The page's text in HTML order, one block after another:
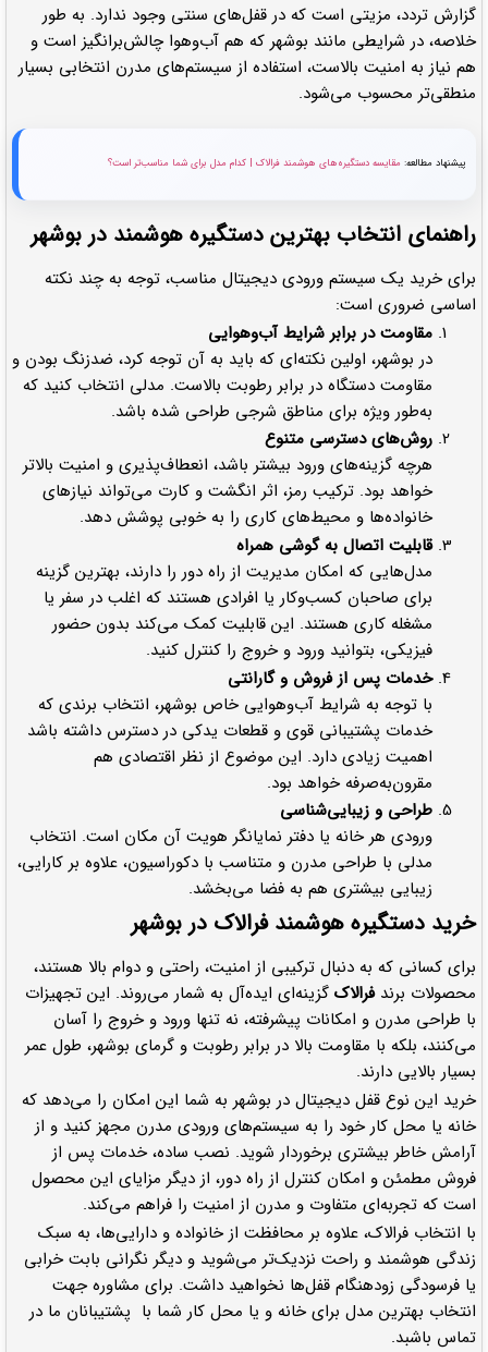
گزارش تردد، مزیتی است که در قفل‌های سنتی وجود ندارد. به طور
خلاصه، در شرایطی مانند بوشهر که هم آب‌وهوا چالش‌برانگیز است و
هم نیاز به امنیت بالاست، استفاده از سیستم‌های مدرن انتخابی بسیار
منطقی‌تر محسوب می‌شود.
پیشنهاد مطالعه: مقایسه دستگیره‌های هوشمند فرالاک | کدام مدل برای شما مناسب‌تر است؟
راهنمای انتخاب بهترین دستگیره هوشمند در بوشهر
برای خرید یک سیستم ورودی دیجیتال مناسب، توجه به چند نکته
اساسی ضروری است:
مقاومت در برابر شرایط آب‌وهوایی
در بوشهر، اولین نکته‌ای که باید به آن توجه کرد، ضدزنگ بودن و
مقاومت دستگاه در برابر رطوبت بالاست. مدلی انتخاب کنید که
به‌طور ویژه برای مناطق شرجی طراحی شده باشد.
روش‌های دسترسی متنوع
هرچه گزینه‌های ورود بیشتر باشد، انعطاف‌پذیری و امنیت بالاتر
خواهد بود. ترکیب رمز، اثر انگشت و کارت می‌تواند نیازهای
خانواده‌ها و محیط‌های کاری را به خوبی پوشش دهد.
قابلیت اتصال به گوشی همراه
مدل‌هایی که امکان مدیریت از راه دور را دارند، بهترین گزینه
برای صاحبان کسب‌وکار یا افرادی هستند که اغلب در سفر یا
مشغله کاری هستند. این قابلیت کمک می‌کند بدون حضور
فیزیکی، بتوانید ورود و خروج را کنترل کنید.
خدمات پس از فروش و گارانتی
با توجه به شرایط آب‌وهوایی خاص بوشهر، انتخاب برندی که
خدمات پشتیبانی قوی و قطعات یدکی در دسترس داشته باشد
اهمیت زیادی دارد. این موضوع از نظر اقتصادی هم
مقرون‌به‌صرفه خواهد بود.
طراحی و زیبایی‌شناسی
ورودی هر خانه یا دفتر نمایانگر هویت آن مکان است. انتخاب
مدلی با طراحی مدرن و متناسب با دکوراسیون، علاوه بر کارایی،
زیبایی بیشتری هم به فضا می‌بخشد.
خرید دستگیره هوشمند فرالاک در بوشهر
برای کسانی که به دنبال ترکیبی از امنیت، راحتی و دوام بالا هستند،
محصولات برندفرالاک گزینه‌ای ایده‌آل به شمار می‌روند. این تجهیزات
با طراحی مدرن و امکانات پیشرفته، نه تنها ورود و خروج را آسان
می‌کنند، بلکه با مقاومت بالا در برابر رطوبت و گرمای بوشهر، طول عمر
بسیار بالایی دارند.
خرید این نوع قفل دیجیتال در بوشهر به شما این امکان را می‌دهد که
خانه یا محل کار خود را به سیستم‌های ورودی مدرن مجهز کنید و از
آرامش خاطر بیشتری برخوردار شوید. نصب ساده، خدمات پس از
فروش مطمئن و امکان کنترل از راه دور، از دیگر مزایای این محصول
است که تجربه‌ای متفاوت و مدرن از امنیت را فراهم می‌کند.
با انتخاب فرالاک، علاوه بر محافظت از خانواده و دارایی‌ها، به سبک
زندگی هوشمند و راحت نزدیک‌تر می‌شوید و دیگر نگرانی بابت خرابی
یا فرسودگی زودهنگام قفل‌ها نخواهید داشت. برای مشاوره جهت
انتخاب بهترین مدل برای خانه و یا محل کار شما با پشتیبانان ما در
تماس باشبد.